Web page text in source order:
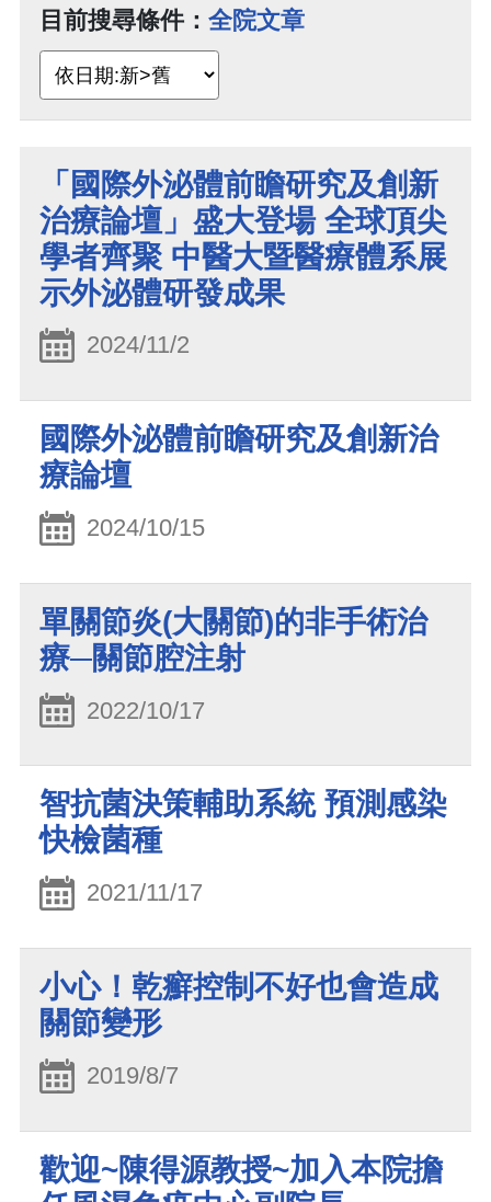
目前搜尋條件： 全院文章
「國際外泌體前瞻研究及創新
治療論壇」盛大登場 全球頂尖
學者齊聚 中醫大暨醫療體系展
示外泌體研發成果
2024/11/2
國際外泌體前瞻研究及創新治
療論壇
2024/10/15
單關節炎(大關節)的非手術治
療─關節腔注射
2022/10/17
智抗菌決策輔助系統 預測感染
快檢菌種
2021/11/17
小心！乾癬控制不好也會造成
關節變形
2019/8/7
歡迎~陳得源教授~加入本院擔